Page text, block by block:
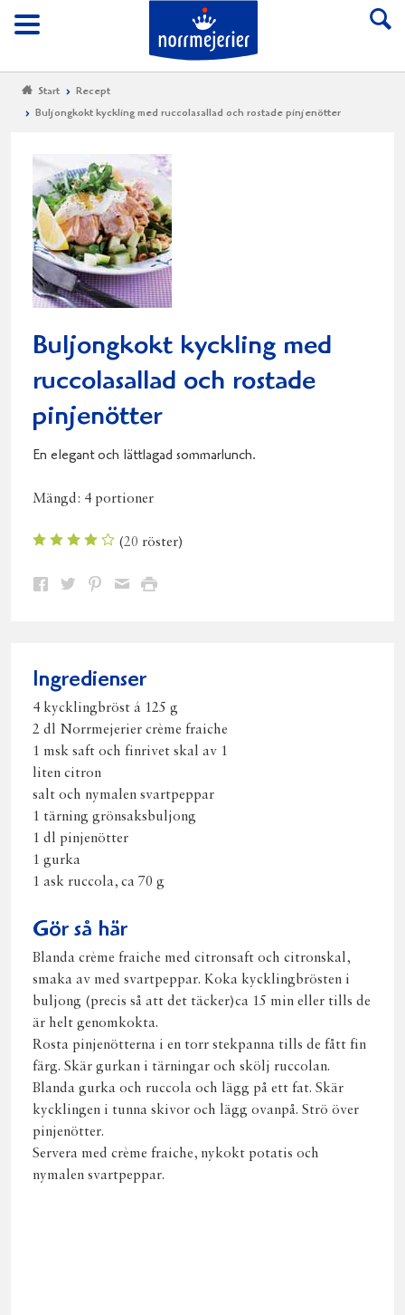
Meny
Till Norrmejerier
Start
Recept
Buljongkokt kyckling med ruccolasallad och rostade pinjenötter
Buljongkokt kyckling med
ruccolasallad och rostade
pinjenötter
En elegant och lättlagad sommarlunch.
Mängd: 4 portioner
(20 röster)
Dela Dela Dela DelaSkriv
Ingredienser
4 kycklingbröst á 125 g
2 dl Norrmejerier crème fraiche
1 msk saft och finrivet skal av 1
liten citron
salt och nymalen svartpeppar
1 tärning grönsaksbuljong
1 dl pinjenötter
1 gurka
1 ask ruccola, ca 70 g
Gör så här
Blanda crème fraiche med citronsaft och citronskal,
smaka av med svartpeppar. Koka kycklingbrösten i
buljong (precis så att det täcker)ca 15 min eller tills de
är helt genomkokta.
Rosta pinjenötterna i en torr stekpanna tills de fått fin
färg. Skär gurkan i tärningar och skölj ruccolan.
Blanda gurka och ruccola och lägg på ett fat. Skär
kycklingen i tunna skivor och lägg ovanpå. Strö över
pinjenötter.
Servera med crème fraiche, nykokt potatis och
nymalen svartpeppar.